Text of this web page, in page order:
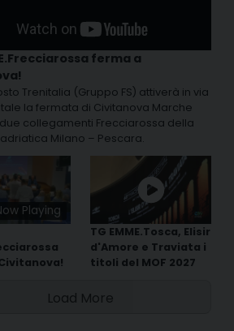
ferma a
Trenitalia (Gruppo FS) attiverà in via
la fermata di Civitanova Marche
collegamenti Frecciarossa della
Milano – Pescara.
Playing
TG EMME.Tosca, Elisir
d'Amore e Traviata i
titoli del MOF 2027
Load More